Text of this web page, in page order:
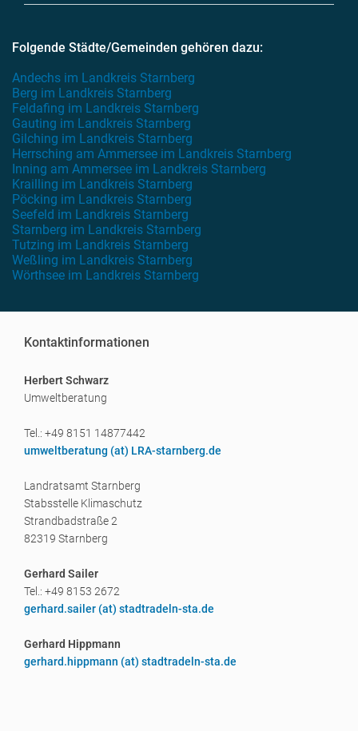
Folgende Städte/Gemeinden gehören dazu:
Andechs im Landkreis Starnberg
Berg im Landkreis Starnberg
Feldafing im Landkreis Starnberg
Gauting im Landkreis Starnberg
Gilching im Landkreis Starnberg
Herrsching am Ammersee im Landkreis Starnberg
Inning am Ammersee im Landkreis Starnberg
Krailling im Landkreis Starnberg
Pöcking im Landkreis Starnberg
Seefeld im Landkreis Starnberg
Starnberg im Landkreis Starnberg
Tutzing im Landkreis Starnberg
Weßling im Landkreis Starnberg
Wörthsee im Landkreis Starnberg
Kontaktinformationen
Herbert Schwarz
Umweltberatung
Tel.: +49 8151 14877442
umweltberatung (at) LRA-starnberg.de
Landratsamt Starnberg
Stabsstelle Klimaschutz
Strandbadstraße 2
82319 Starnberg
Gerhard Sailer
Tel.: +49 8153 2672
gerhard.sailer (at) stadtradeln-sta.de
Gerhard Hippmann
gerhard.hippmann (at) stadtradeln-sta.de